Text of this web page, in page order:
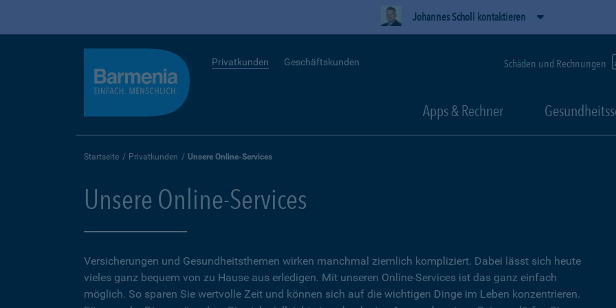
Johannes Scholl kontaktieren
Privatkunden Geschäftskunden Schäden und Rechnungen
Apps & Rechner
Startseite Privatkunden Unsere Online-Services
Unsere Online-Services
Versicherungen und Gesundheitsthemen wirken manchmal ziemlich kompliziert. Dabei lässt sich heute
vieles ganz bequem von zu Hause aus erledigen. Mit unseren Online-Services ist das ganz einfach
möglich. So sparen Sie wertvolle Zeit und können sich auf die wichtigen Dinge im Leben konzentrieren.